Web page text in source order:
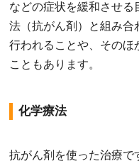
などの症状を緩和させる
法（抗がん剤）と組み合
行われることや、そのほ
こともあります。
化学療法
抗がん剤を使った治療で